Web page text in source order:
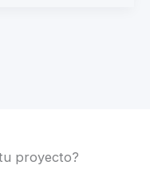
proyecto?